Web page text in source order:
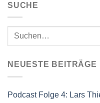
SUCHE
NEUESTE BEITRÄGE
Podcast Folge 4: Lars